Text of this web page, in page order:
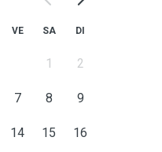
VE SA DI
1 2
7 8 9
14 15 16